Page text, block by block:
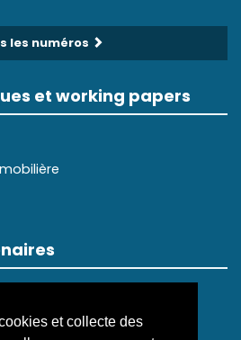
et collecte des
les numéros
et working papers